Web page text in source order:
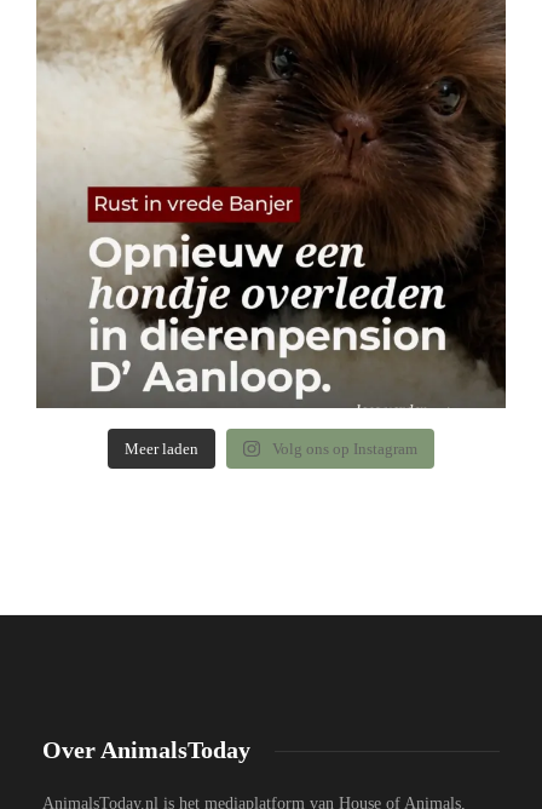
Meer laden Volg ons op Instagram
Over AnimalsToday
AnimalsToday.nl is het mediaplatform van House of Animals,